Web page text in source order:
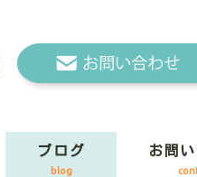
ブログ
blog
お問